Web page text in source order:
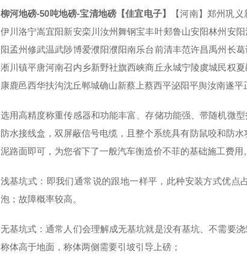
柳河地磅-50吨地磅-宝清地磅【佳宜电子】
【河南】郑州巩
伊川洛宁嵩宜阳新安栾川汝州舞钢宝丰叶郏鲁山安阳林州安
阳孟州修武温武陟博爱濮阳濮阳南乐台前清丰范许昌禹州长
淅川镇平唐河南召内乡新野社旗西峡商丘永城宁陵虞城民权
康鹿邑西华扶沟沈丘郸城确山新蔡上蔡西平泌阳平舆汝南遂平
选用高精度称重传感器和功能丰富、存储功能强、带随机微
防水接线盒，双屏蔽信号电缆，且整个系统具有防鼠咬和防
泥路面即可，为您省下了一般汽车衡造价不菲的基础施工费用。
浅基坑式：即我们通常说的跟地一样平，此种安装方式优
泡；故障概率较高。
无基坑式：通常人们会理解成无基坑就是没有基坑、不需要
称体高于地面，称体两侧需要引坡引导上磅；